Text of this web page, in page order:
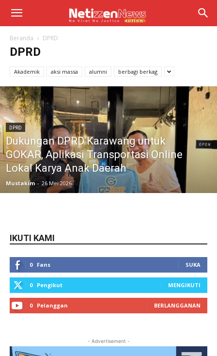
Beranda DPRD
DPRD
Akademik aksi massa alumni berbagi berkag
DPRD
Dukungan DPRD Karawang untuk
GOKAR, Aplikasi Transportasi Online
Lokal Karya Anak Daerah
Mustakim - 26 Mei 2026
IKUTI KAMI
0 Fans SUKA
0 Pengikut MENGIKUTI
0 Pelanggan BERLANGGANAN
- Advertisement -